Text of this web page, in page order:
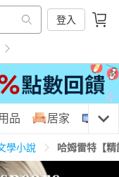
登入
品 居家 3C
學小說 哈姆雷特【